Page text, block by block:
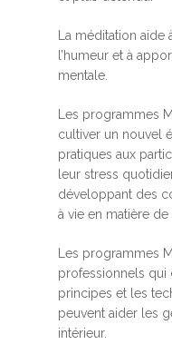
La méditation
l’humeur et à
mentale.
Les programmes
cultiver un nouvel
pratiques aux
leur stress
développant des
à vie en matière
Les programmes
professionnels
principes et les
peuvent aider les
intérieur.